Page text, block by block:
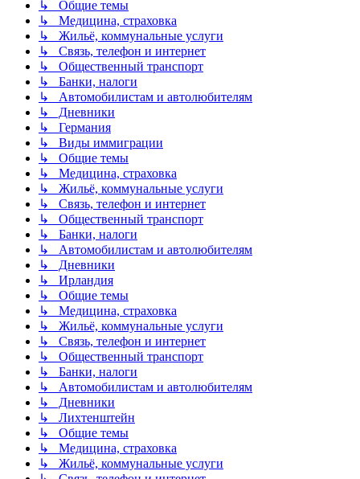
↳ Общие темы
↳ Медицина, страховка
↳ Жильё, коммунальные услуги
↳ Связь, телефон и интернет
↳ Общественный транспорт
↳ Банки, налоги
↳ Автомобилистам и автолюбителям
↳ Дневники
↳ Германия
↳ Виды иммиграции
↳ Общие темы
↳ Медицина, страховка
↳ Жильё, коммунальные услуги
↳ Связь, телефон и интернет
↳ Общественный транспорт
↳ Банки, налоги
↳ Автомобилистам и автолюбителям
↳ Дневники
↳ Ирландия
↳ Общие темы
↳ Медицина, страховка
↳ Жильё, коммунальные услуги
↳ Связь, телефон и интернет
↳ Общественный транспорт
↳ Банки, налоги
↳ Автомобилистам и автолюбителям
↳ Дневники
↳ Лихтенштейн
↳ Общие темы
↳ Медицина, страховка
↳ Жильё, коммунальные услуги